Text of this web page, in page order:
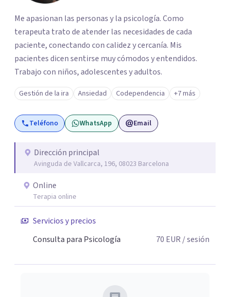
Me apasionan las personas y la psicología. Como
terapeuta trato de atender las necesidades de cada
paciente, conectando con calidez y cercanía. Mis
pacientes dicen sentirse muy cómodos y entendidos.
Trabajo con niños, adolescentes y adultos.
Gestión de la ira Ansiedad Codependencia +7 más
Teléfono WhatsApp Email
Dirección principal
Avinguda de Vallcarca, 196, 08023 Barcelona
Online
Terapia online
Servicios y precios
Consulta para Psicología
70 EUR / sesión